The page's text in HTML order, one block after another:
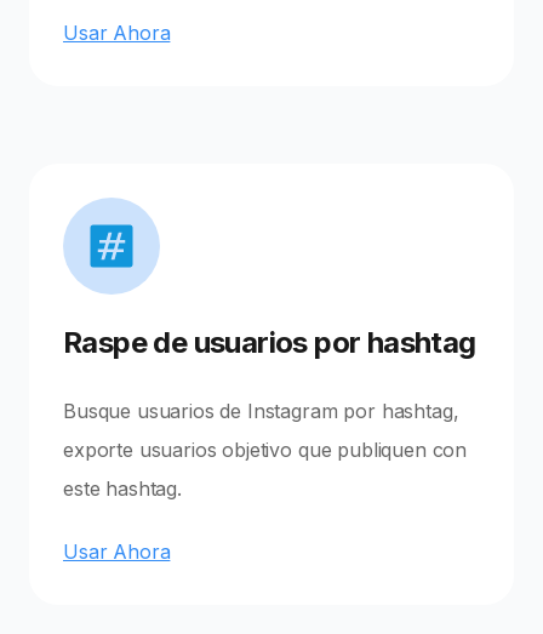
Usar Ahora
Raspe de usuarios por hashtag
Busque usuarios de Instagram por hashtag,
exporte usuarios objetivo que publiquen con
este hashtag.
Usar Ahora